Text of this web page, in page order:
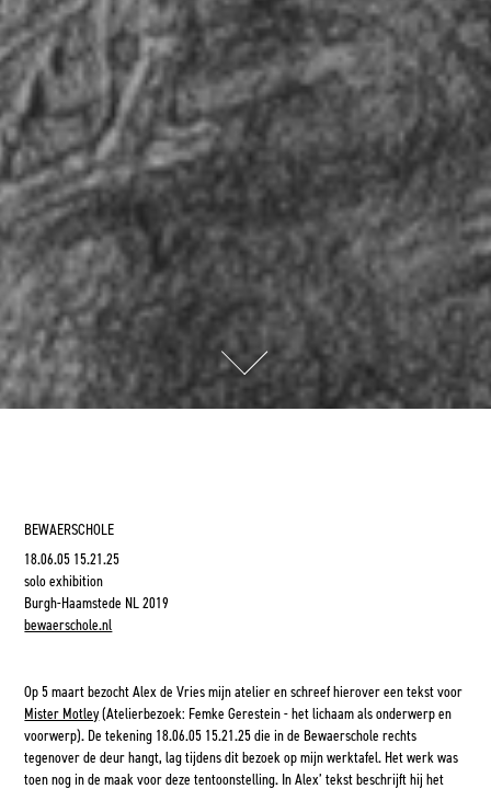
BEWAERSCHOLE
18.06.05 15.21.25
solo exhibition
Burgh-Haamstede NL 2019
bewaerschole.nl
Op 5 maart bezocht Alex de Vries mijn atelier en schreef hierover een tekst voor
Mister Motley(Atelierbezoek: Femke Gerestein - het lichaam als onderwerp en
voorwerp). De tekening 18.06.05 15.21.25 die in de Bewaerschole rechts
tegenover de deur hangt, lag tijdens dit bezoek op mijn werktafel. Het werk was
toen nog in de maak voor deze tentoonstelling. In Alex’ tekst beschrijft hij het